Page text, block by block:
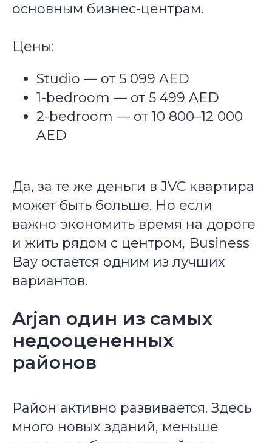
основным бизнес-центрам.
Цены:
Studio — от 5 099 AED
1-bedroom — от 5 499 AED
2-bedroom — от 10 800–12 000
AED
Да, за те же деньги в JVC квартира
может быть больше. Но если
важно экономить время на дороге
и жить рядом с центром, Business
Bay остаётся одним из лучших
вариантов.
Arjan один из самых
недооцененных
районов
Район активно развивается. Здесь
много новых зданий, меньше